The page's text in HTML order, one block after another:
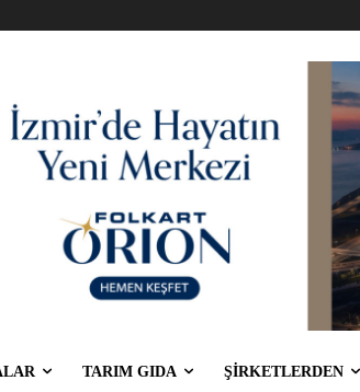
TARIM GIDA ŞİRKETLERDEN